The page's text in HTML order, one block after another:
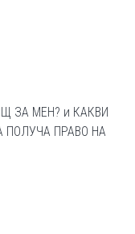
ЗА МЕН? и КАКВИ
ПРАВО НА